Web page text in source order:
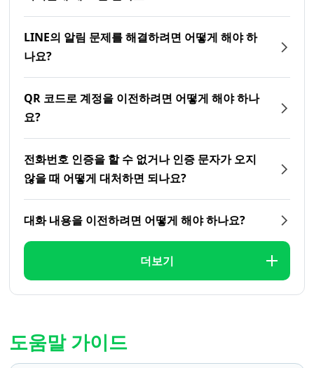
LINE의 알림 문제를 해결하려면 어떻게 해야 하
나요?
QR 코드로 계정을 이전하려면 어떻게 해야 하나
요?
전화번호 인증을 할 수 없거나 인증 문자가 오지
않을 때 어떻게 대처하면 되나요?
대화 내용을 이전하려면 어떻게 해야 하나요?
더보기
도움말 가이드